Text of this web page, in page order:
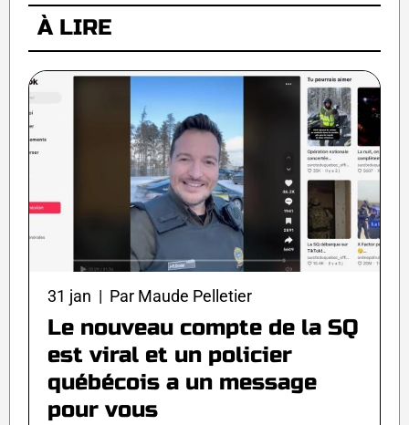
À LIRE
31 jan | Par Maude Pelletier
Le nouveau compte de la SQ
est viral et un policier
québécois a un message
pour vous